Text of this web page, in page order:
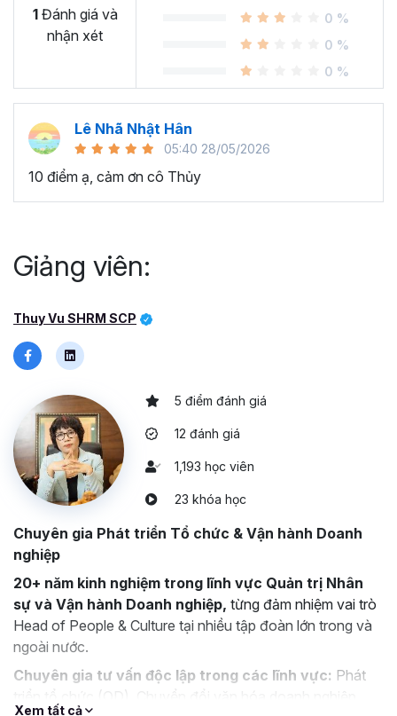
1Đánh giá và
nhận xét
0 %
0 %
0 %
Lê Nhã Nhật Hân
05:40 28/05/2026
10 điểm ạ, cảm ơn cô Thủy
Giảng viên:
Thuy Vu SHRM SCP
5 điểm đánh giá
12 đánh giá
1,193 học viên
23 khóa học
Chuyên gia Phát triển Tổ chức & Vận hành Doanh
nghiệp
20+ năm kinh nghiệm trong lĩnh vực Quản trị Nhân
sự và Vận hành Doanh nghiệp, từng đảm nhiệm vai trò
Head of People & Culture tại nhiều tập đoàn lớn trong và
ngoài nước.
Chuyên gia tư vấn độc lập trong các lĩnh vực: Phát
Xem tất cả